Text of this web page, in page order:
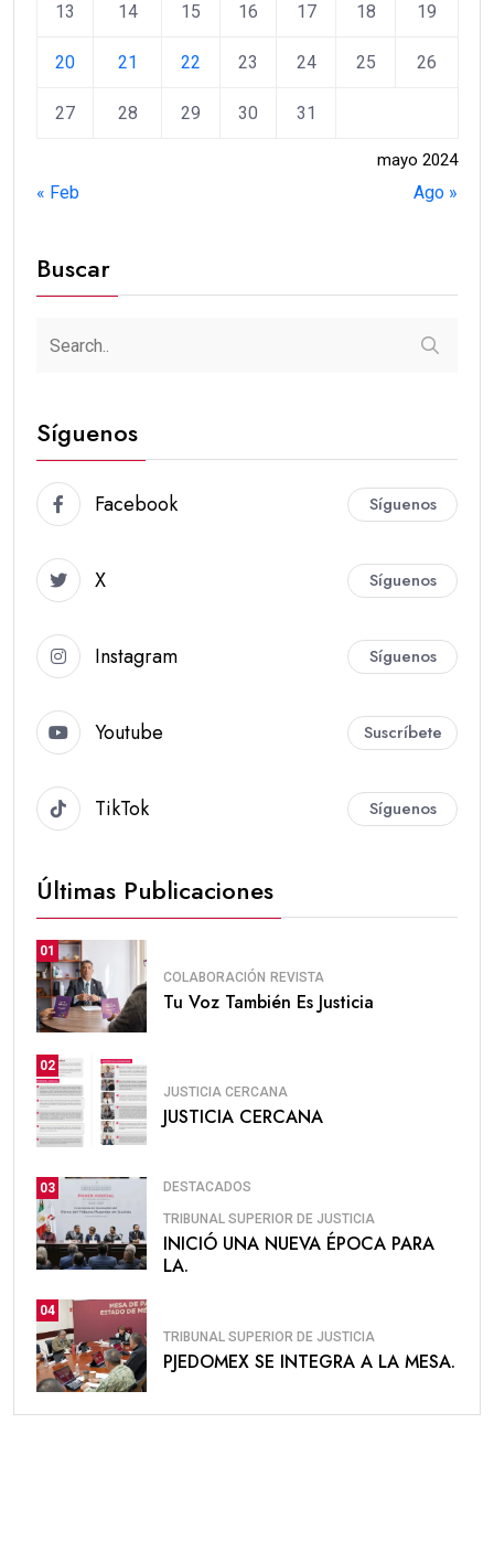
mayo 2024
13 14 15 16 17 18 19
20 21 22 23 24 25 26
27 28 29 30 31
« Feb Ago »
Buscar
Síguenos
Facebook Síguenos
X Síguenos
Instagram Síguenos
Youtube Suscríbete
TikTok Síguenos
Últimas Publicaciones
01
COLABORACIÓN REVISTA
Tu Voz También Es Justicia
02
JUSTICIA CERCANA
JUSTICIA CERCANA
03 DESTACADOS
TRIBUNAL SUPERIOR DE JUSTICIA
INICIÓ UNA NUEVA ÉPOCA PARA
LA.
04
TRIBUNAL SUPERIOR DE JUSTICIA
PJEDOMEX SE INTEGRA A LA MESA.